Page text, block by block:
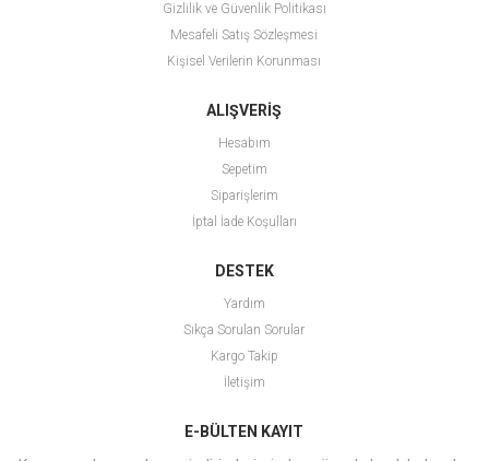
Gizlilik ve Güvenlik Politikası
Mesafeli Satış Sözleşmesi
Kişisel Verilerin Korunması
ALIŞVERİŞ
Hesabım
Sepetim
Siparişlerim
İptal İade Koşulları
DESTEK
Yardım
Sıkça Sorulan Sorular
Kargo Takip
İletişim
E-BÜLTEN KAYIT